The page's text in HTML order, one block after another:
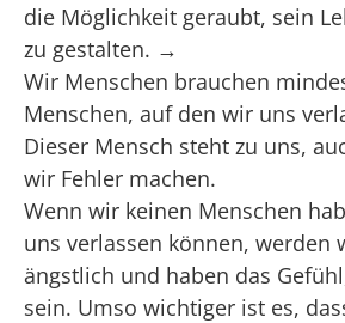
die Möglichkeit geraubt, sein
zu gestalten. →
Wir Menschen brauchen
Menschen, auf den wir uns
Dieser Mensch steht zu uns,
wir Fehler machen.
Wenn wir keinen Menschen
uns verlassen können, werden
ängstlich und haben das
sein. Umso wichtiger ist es,